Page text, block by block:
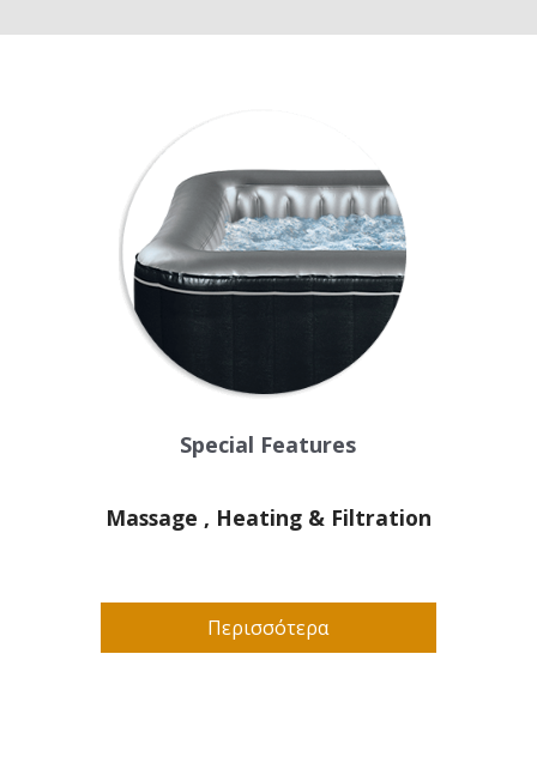
Special Features
Massage , Heating & Filtration
Περισσότερα